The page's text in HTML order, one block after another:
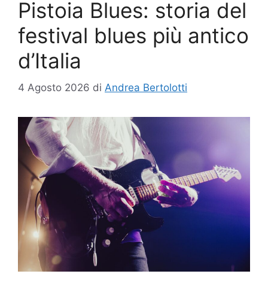
Pistoia Blues: storia del
festival blues più antico
d’Italia
4 Agosto 2026 di Andrea Bertolotti